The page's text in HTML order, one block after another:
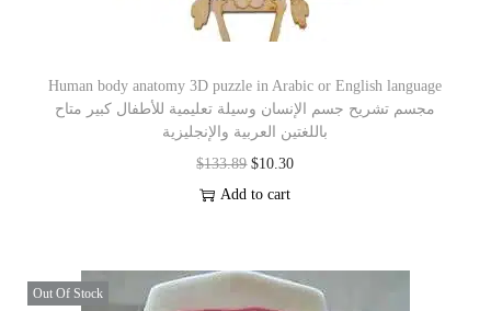
Human body anatomy 3D puzzle in Arabic or English language
مجسم تشريح جسم الإنسان وسيلة تعليمية للأطفال كبير متاح
باللغتين العربية والإنجليزية
$133.89 $10.30
Add to cart
Out Of Stock